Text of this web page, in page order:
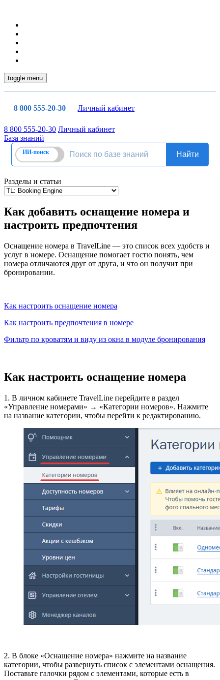
toggle menu
8 800 555-20-30 Личный кабинет
8 800 555-20-30 Личный кабинет
База знаний
Разделы и статьи
Как добавить оснащение номера и
настроить предпочтения
Оснащение номера в TravelLine — это список всех удобств и
услуг в номере. Оснащение помогает гостю понять, чем
номера отличаются друг от друга, и что он получит при
бронировании.
Как настроить оснащение номера
Как настроить предпочтения в номере
Фильтр по кроватям и виду из окна в модуле бронирования
Как настроить оснащение номера
1. В личном кабинете TravelLine перейдите в раздел
«Управление номерами» → «Категории номеров». Нажмите
на название категории, чтобы перейти к редактированию.
2. В блоке «Оснащение номера» нажмите на название
категории, чтобы развернуть список с элементами оснащения.
Поставьте галочки рядом с элементами, которые есть в